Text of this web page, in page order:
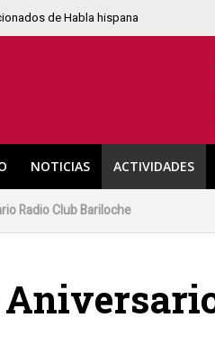
de Habla hispana
NOTICIAS ACTIVIDADES
Radio Club Bariloche